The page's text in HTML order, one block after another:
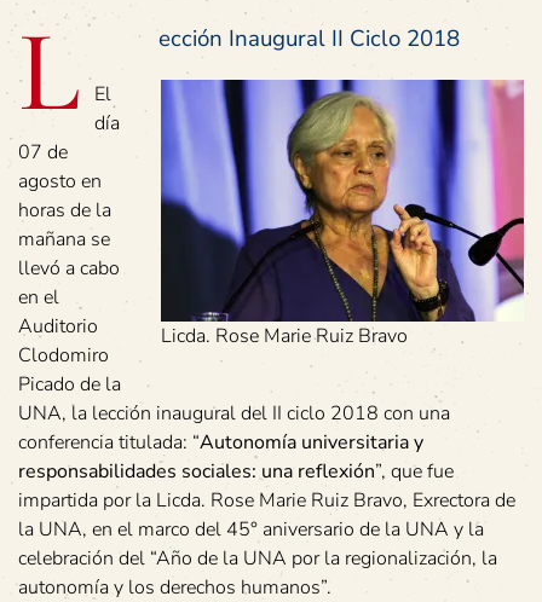
L ección Inaugural II Ciclo 2018
Licda. Rose Marie Ruiz Bravo
El
día
07 de
agosto en
horas de la
mañana se
llevó a cabo
en el
Auditorio
Clodomiro
Picado de la
UNA, la lección inaugural del II ciclo 2018 con una
conferencia titulada: “Autonomía universitaria y
responsabilidades sociales: una reflexión”, que fue
impartida por la Licda. Rose Marie Ruiz Bravo, Exrectora de
la UNA, en el marco del 45° aniversario de la UNA y la
celebración del “Año de la UNA por la regionalización, la
autonomía y los derechos humanos”.